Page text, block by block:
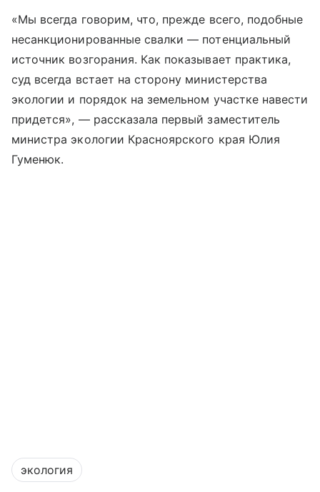
«Мы всегда говорим, что, прежде всего, подобные
несанкционированные свалки — потенциальный
источник возгорания. Как показывает практика,
суд всегда встает на сторону министерства
экологии и порядок на земельном участке навести
придется», — рассказала первый заместитель
министра экологии Красноярского края Юлия
Гуменюк.
экология